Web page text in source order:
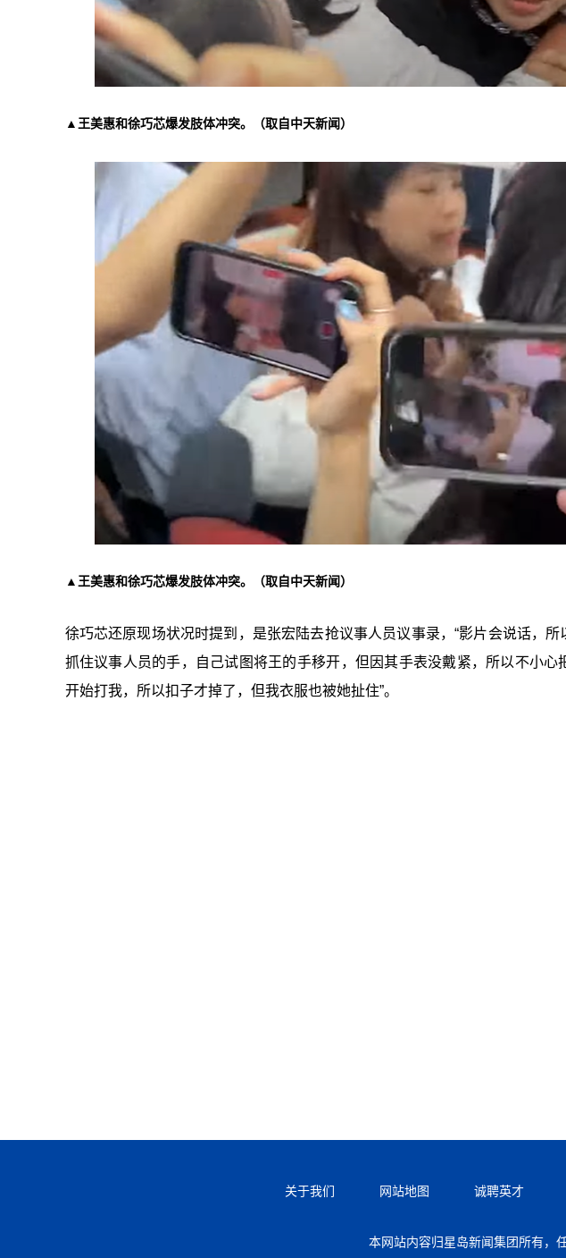
▲王美惠和徐巧芯爆发肢体冲突。（取自中天新闻）
▲王美惠和徐巧芯爆发肢体冲突。（取自中天新闻）
徐巧芯还原现场状况时提到，是张宏陆去抢议事人员议事录，“影片会说话，
抓住议事人员的手，自己试图将王的手移开，但因其手表没戴紧，所以不小心
开始打我，所以扣子才掉了，但我衣服也被她扯住”。
关于我们 网站地图 诚聘英才
本网站内容归星岛新闻集团所有，